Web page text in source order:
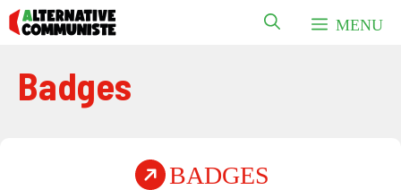
Aller
au
MENU
Badges
BADGES